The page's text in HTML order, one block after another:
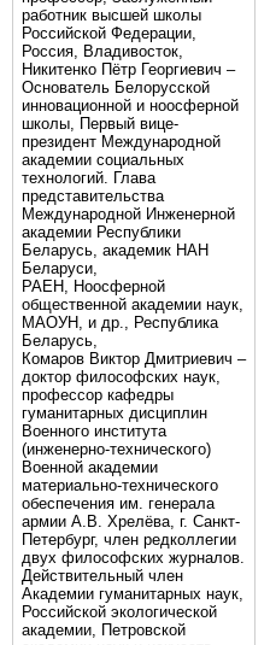
работник высшей школы
Российской Федерации,
Россия, Владивосток,
Никитенко Пётр Георгиевич –
Основатель Белорусской
инновационной и ноосферной
школы, Первый вице-
президент Международной
академии социальных
технологий. Глава
представительства
Международной Инженерной
академии Республики
Беларусь, академик НАН
Беларуси,
РАЕН, Ноосферной
общественной академии наук,
МАОУН, и др., Республика
Беларусь,
Комаров Виктор Дмитриевич –
доктор философских наук,
профессор кафедры
гуманитарных дисциплин
Военного института
(инженерно-технического)
Военной академии
материально-технического
обеспечения им. генерала
армии А.В. Хрелёва, г. Санкт-
Петербург, член редколлегии
двух философских журналов.
Действительный член
Академии гуманитарных наук,
Российской экологической
академии, Петровской